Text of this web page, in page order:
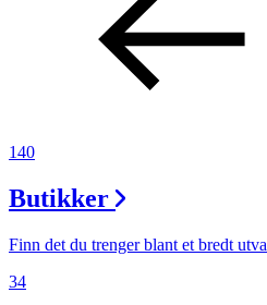
Gavekort
140
Butikker
Finn det du trenger blant et bredt
34